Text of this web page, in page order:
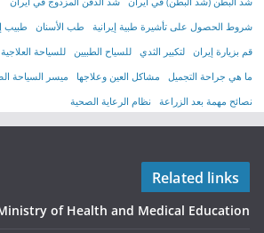
شروط الحصول على تأشیرة طبیة إیرانیة
طب الأسنان طبيب
قم بزيارة إيران
لتكبير الثدي للسياح الطبيين للسياحة العلاجية
ما هي جراحة التجميل
مشاكل العين وعلاجها
ميسر السياحة
نصائح مهمة بعد الزراعة
نظام الرعاية الصحية
Related links
of Health and Medical Education